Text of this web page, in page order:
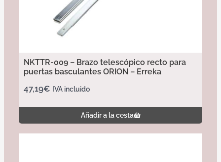
NKTTR-009 – Brazo telescópico recto para
puertas basculantes ORION – Erreka
47,19€ IVA incluido
Añadir a la cesta